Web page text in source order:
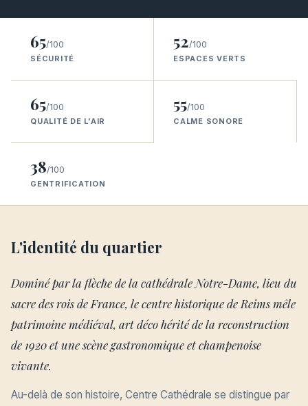
65/100
SÉCURITÉ
52/100
ESPACES VERTS
65/100
QUALITÉ DE L'AIR
55/100
CALME SONORE
38/100
GENTRIFICATION
L'identité du quartier
Dominé par la flèche de la cathédrale Notre-Dame, lieu du
sacre des rois de France, le centre historique de Reims mêle
patrimoine médiéval, art déco hérité de la reconstruction
de 1920 et une scène gastronomique et champenoise
vivante.
Au-delà de son histoire, Centre Cathédrale se distingue par